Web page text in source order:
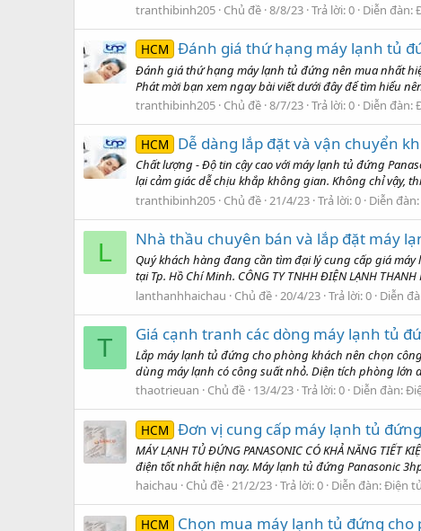
tranthibinh205 Chủ đề 8/8/23 Trả lời: 0 Diễn đàn:
HCM Đánh giá thứ hạng máy lạnh tủ
Đánh giá thứ hạng máy lạnh tủ đứng nên mua nhất
Phát mời bạn xem ngay bài viết dưới đây để tìm hiểu
tranthibinh205 Chủ đề 8/7/23 Trả lời: 0 Diễn đàn:
HCM Dễ dàng lắp đặt và vận chuyển
Chất lượng - Độ tin cậy cao với máy lạnh tủ đứng
lại cảm giác dễ chịu khắp không gian. Không chỉ vậy,
tranthibinh205 Chủ đề 21/4/23 Trả lời: 0 Diễn đàn:
L Nhà thầu chuyên bán và lắp đặt máy
Quý khách hàng đang cần tìm đại lý cung cấp giá
tại Tp. Hồ Chí Minh. CÔNG TY TNHH ĐIỆN LẠNH
lanthanhhaichau
Chủ đề 20/4/23 Trả lời: 0 Diễn
T Giá cạnh tranh các dòng máy lạnh tủ
Lắp máy lạnh tủ đứng cho phòng khách nên chọn
dùng máy lạnh có công suất nhỏ. Diện tích phòng lớn
thaotrieuan
Chủ đề 13/4/23 Trả lời: 0 Diễn đàn:
HCM Đơn vị cung cấp máy lạnh tủ
MÁY LẠNH TỦ ĐỨNG PANASONIC CÓ KHẢ NĂNG
điện tốt nhất hiện nay. Máy lạnh tủ đứng Panasonic
haichau
Chủ đề 21/2/23 Trả lời: 0 Diễn đàn:Điện
HCM Chọn mua máy lạnh tủ đứng